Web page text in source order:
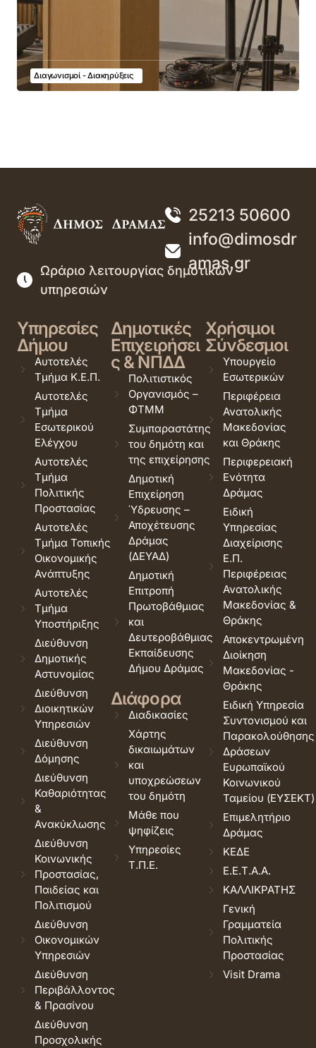
Διαγωνισμοί - Διακηρύξεις
25213 50600
info@dimosdr
amas.gr
Ωράριο λειτουργίας δημοτικών
υπηρεσιών
Υπηρεσίες
Δήμου
Αυτοτελές
Τμήμα Κ.Ε.Π.
Αυτοτελές
Τμήμα
Εσωτερικού
Ελέγχου
Αυτοτελές
Τμήμα
Πολιτικής
Προστασίας
Αυτοτελές
Τμήμα Τοπικής
Οικονομικής
Ανάπτυξης
Αυτοτελές
Τμήμα
Υποστήριξης
Διεύθυνση
Δημοτικής
Αστυνομίας
Διεύθυνση
Διοικητικών
Υπηρεσιών
Διεύθυνση
Δόμησης
Διεύθυνση
Καθαριότητας
&
Ανακύκλωσης
Διεύθυνση
Κοινωνικής
Προστασίας,
Παιδείας και
Πολιτισμού
Διεύθυνση
Οικονομικών
Υπηρεσιών
Διεύθυνση
Περιβάλλοντος
& Πρασίνου
Διεύθυνση
Προσχολικής
Δημοτικές
Επιχειρήσει
ς & ΝΠΔΔ
Πολιτιστικός
Οργανισμός –
ΦΤΜΜ
Συμπαραστάτης
του δημότη και
της επιχείρησης
Δημοτική
Επιχείρηση
Ύδρευσης –
Αποχέτευσης
Δράμας
(ΔΕΥΑΔ)
Δημοτική
Επιτροπή
Πρωτοβάθμιας
και
Δευτεροβάθμιας
Εκπαίδευσης
Δήμου Δράμας
Διάφορα
Διαδικασίες
Χάρτης
δικαιωμάτων
και
υποχρεώσεων
του δημότη
Μάθε που
ψηφίζεις
Υπηρεσίες
Τ.Π.Ε.
Χρήσιμοι
Σύνδεσμοι
Υπουργείο
Εσωτερικών
Περιφέρεια
Ανατολικής
Μακεδονίας
και Θράκης
Περιφερειακή
Ενότητα
Δράμας
Ειδική
Υπηρεσίας
Διαχείρισης
Ε.Π.
Περιφέρειας
Ανατολικής
Μακεδονίας &
Θράκης
Αποκεντρωμένη
Διοίκηση
Μακεδονίας -
Θράκης
Ειδική Υπηρεσία
Συντονισμού και
Παρακολούθησης
Δράσεων
Ευρωπαϊκού
Κοινωνικού
Ταμείου (ΕΥΣΕΚΤ)
Επιμελητήριο
Δράμας
ΚΕΔΕ
Ε.Ε.Τ.Α.Α.
ΚΑΛΛΙΚΡΑΤΗΣ
Γενική
Γραμματεία
Πολιτικής
Προστασίας
Visit Drama